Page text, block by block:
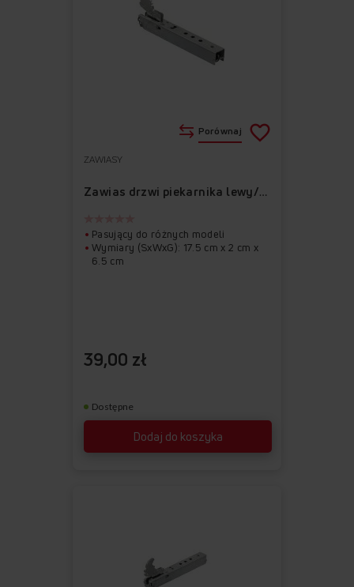
ZAWIASY
Zawias drzwi piekarnika lewy/prawy APWI1047
Dodaj do koszyka
Pasujący do różnych modeli
Wymiary (SxWxG): 17.5 cm x 2 cm x
6.5 cm
39,00 zł
Dostępne
Porównaj